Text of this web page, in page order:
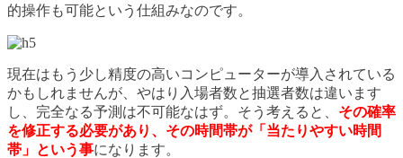
的操作も可能という仕組みなのです。
現在はもう少し精度の高いコンピューターが導入されている
かもしれませんが、やはり入場者数と抽選者数は違います
し、完全なる予測は不可能なはず。そう考えると、 その確率
を修正する必要があり、その時間帯が「当たりやすい時間
帯」という事になります。